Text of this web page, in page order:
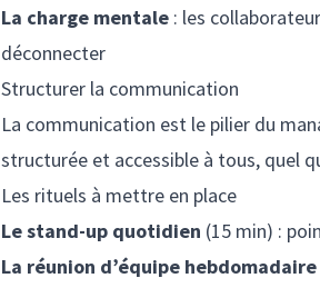
La charge mentale : les
déconnecter
Structurer la communication
La communication est le pilier du
structurée et accessible à tous, quel
Les rituels à mettre en place
Le stand-up quotidien (15 min) :
La réunion d’équipe hebdomadaire